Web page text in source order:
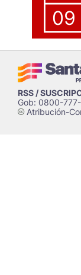
09
RSS /
Gob: 0800-
cAtribución-